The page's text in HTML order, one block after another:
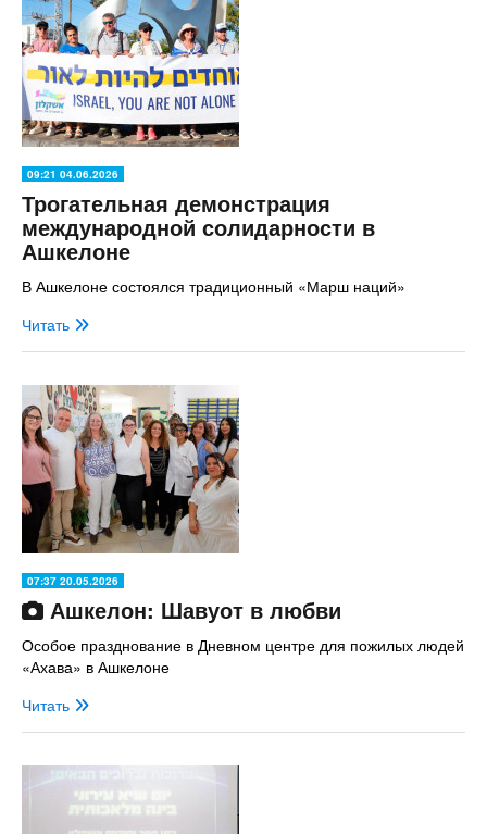
09:21 04.06.2026
Трогательная демонстрация
международной солидарности в
Ашкелоне
В Ашкелоне состоялся традиционный «Марш наций»
Читать
07:37 20.05.2026
Ашкелон: Шавуот в любви
Особое празднование в Дневном центре для пожилых людей
«Ахава» в Ашкелоне
Читать